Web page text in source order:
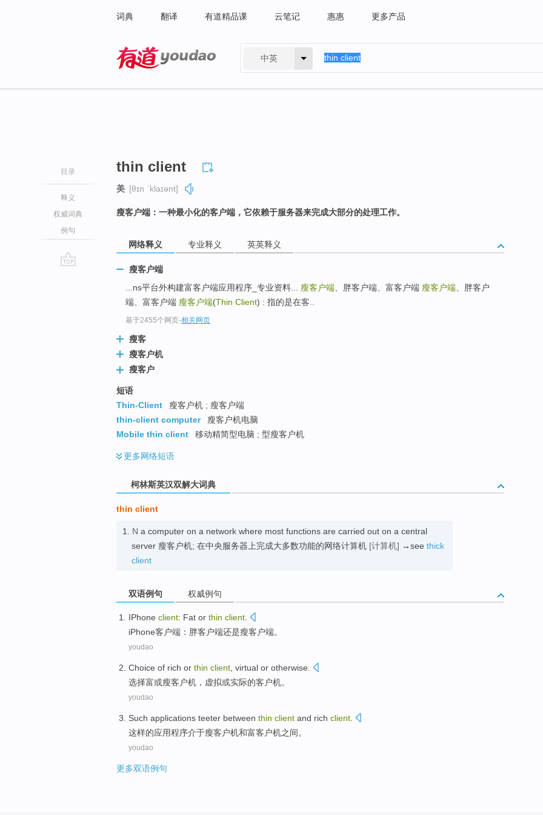
词典 翻译 有道精品课 云笔记 惠惠 更多产品
中英
目录
释义
权威词典
例句
thin client
美 [θɪn ˈklaɪənt]
瘦客户端：一种最小化的客户端，它依赖于服务器来完成大部分的处理工作。
网络释义 专业释义 英英释义
瘦客户端
...ns平台外构建富客户端应用程序_专业资料... 瘦客户端 、胖客户端、富客户端 瘦客户端 、胖客户
端、富客户端 瘦客户端(Thin Client) : 指的是在客..
基于2455个网页-相关网页
瘦客
瘦客户机
瘦客户
短语
Thin-Client
瘦客户机 ; 瘦客户端
thin-client computer
瘦客户机电脑
Mobile thin client
移动精简型电脑 ; 型瘦客户机
更多网络短语
柯林斯英汉双解大词典
thin client
1. N a computer on a network where most functions are carried out on a central
server 瘦客户机; 在中央服务器上完成大多数功能的网络计算机 [计算机] →see thick
client
双语例句 权威例句
IPhone client: Fat or thin client.
iPhone客户端： 胖客户端还是瘦客户端。
youdao
Choice of rich or thin client virtual or otherwise.
选择富或瘦客户机 ， 虚拟或实际的客户机。
youdao
Such applications teeter between thin client and rich client
这样的应用程序介于瘦客户机和富客户机之间。
youdao
更多双语例句